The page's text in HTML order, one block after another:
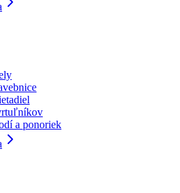
a ponoriek